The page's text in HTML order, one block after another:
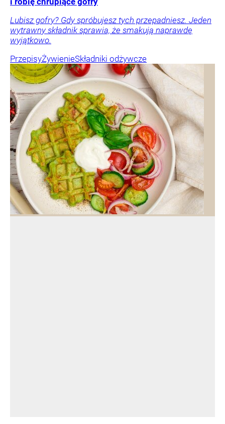
Lubisz gofry? Gdy spróbujesz tych przepadniesz. Jeden
wytrawny składnik sprawia, że smakują naprawdę
wyjątkowo.
PrzepisyŻywienieSkładniki odżywcze